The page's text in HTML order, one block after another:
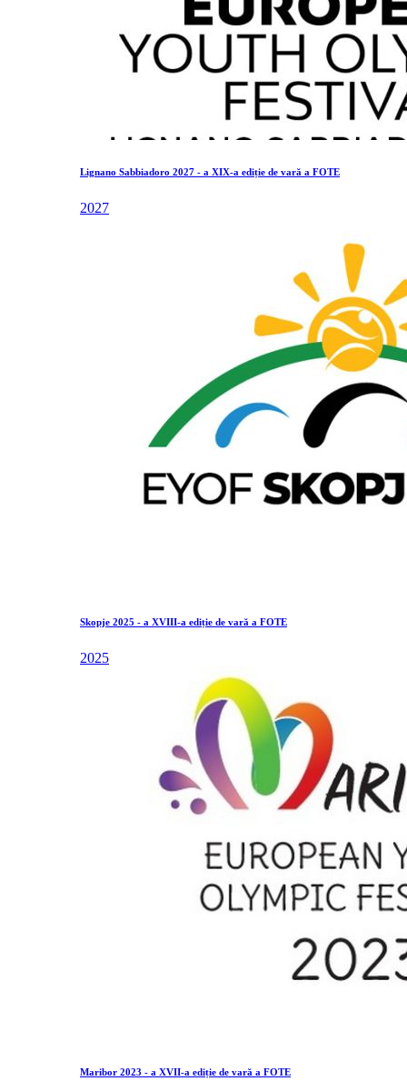
Lignano Sabbiadoro 2027 - a XIX-a ediție de vară a FOTE
2027
Skopje 2025 - a XVIII-a ediție de vară a FOTE
2025
Maribor 2023 - a XVII-a ediție de vară a FOTE